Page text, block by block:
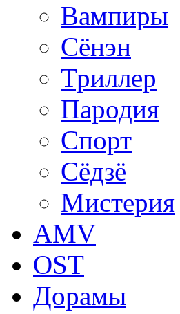
Вампиры
Сёнэн
Триллер
Пародия
Спорт
Сёдзё
Мистерия
AMV
OST
Дорамы